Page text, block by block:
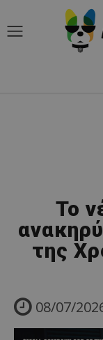
Το
της
08/07/